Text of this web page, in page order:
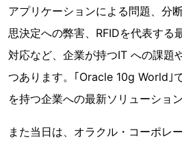
アプリケーションによる問題、分
思決定への弊害、RFIDを代表する
対応など、企業が持つIT への課題
つあります。｢Oracle 10g World｣
を持つ企業への最新ソリューショ
また当日は、オラクル・コーポレ